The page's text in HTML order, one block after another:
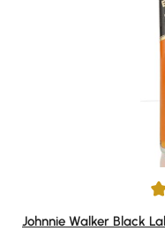
Durchschnittliche
Johnnie Walker Black